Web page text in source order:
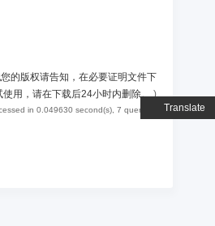
Translate
的版权请告知，在必要证明文件下
用，请在下载后24小时内删除。)
in 0.049630 second(s), 7 queries .